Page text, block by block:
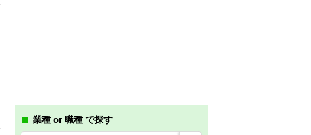
業種 or 職種 で探す